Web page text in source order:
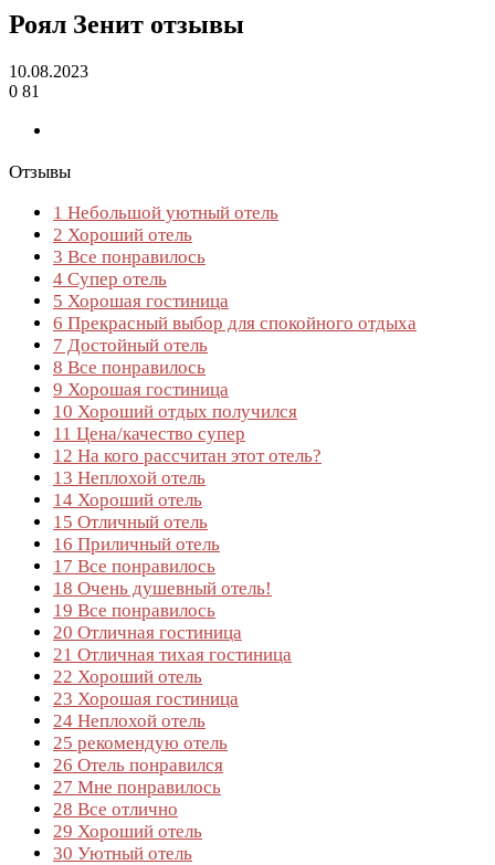
Роял Зенит отзывы
10.08.2023
0 81
Отзывы
1 Небольшой уютный отель
2 Хороший отель
3 Все понравилось
4 Супер отель
5 Хорошая гостиница
6 Прекрасный выбор для спокойного отдыха
7 Достойный отель
8 Все понравилось
9 Хорошая гостиница
10 Хороший отдых получился
11 Цена/качество супер
12 На кого рассчитан этот отель?
13 Неплохой отель
14 Хороший отель
15 Отличный отель
16 Приличный отель
17 Все понравилось
18 Очень душевный отель!
19 Все понравилось
20 Отличная гостиница
21 Отличная тихая гостиница
22 Хороший отель
23 Хорошая гостиница
24 Неплохой отель
25 рекомендую отель
26 Отель понравился
27 Мне понравилось
28 Все отлично
29 Хороший отель
30 Уютный отель